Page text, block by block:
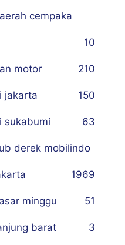
cempaka
10
motor 210
jakarta 150
sukabumi 63
derek mobilindo
69
19
minggu 51
barat 3